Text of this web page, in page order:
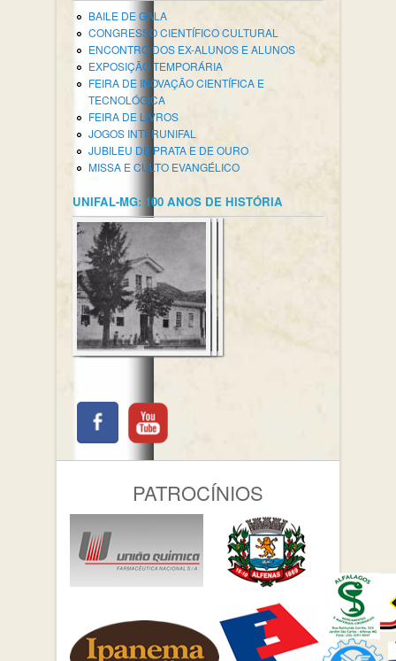
BAILE DE GALA
CONGRESSO CIENTÍFICO CULTURAL
ENCONTRO DOS EX-ALUNOS E ALUNOS
EXPOSIÇÃO TEMPORÁRIA
FEIRA DE INOVAÇÃO CIENTÍFICA E
TECNOLÓGICA
FEIRA DE LIVROS
JOGOS INTERUNIFAL
JUBILEU DE PRATA E DE OURO
MISSA E CULTO EVANGÉLICO
UNIFAL-MG: 100 ANOS DE HISTÓRIA
PATROCÍNIOS